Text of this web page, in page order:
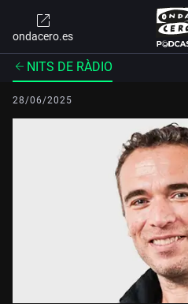
ondacero.es
NITS DE RÀDIO
28/06/2025